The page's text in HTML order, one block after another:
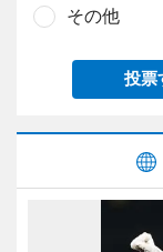
その他
投票